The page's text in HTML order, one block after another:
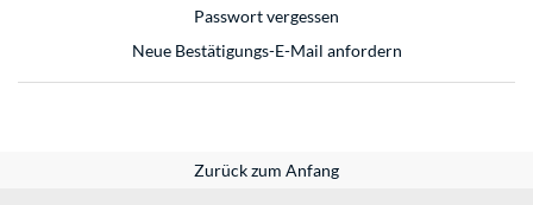
Passwort vergessen
Neue Bestätigungs-E-Mail anfordern
Zurück zum Anfang